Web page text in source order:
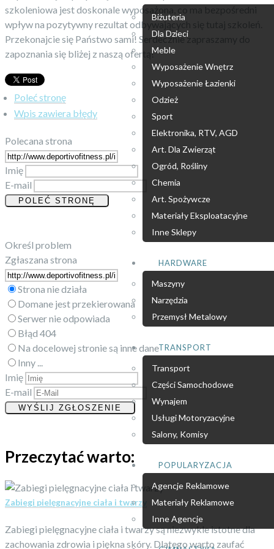
Biżuteria
Dla Dzieci
Meble
Wyposażenie Wnętrz
Wyposażenie Łazienki
Odzież
Sport
Elektronika, RTV, AGD
Art. Dla Zwierząt
Ogród, Rośliny
Chemia
Art. Spożywcze
Materiały Eksploatacyjne
Inne Sklepy
HARDWARE
Maszyny
Narzędzia
Przemysł Metalowy
TRANSPORT
Transport
Części Samochodowe
Wynajem
Usługi Motoryzacyjne
Salony, Komisy
POPULARYZACJA
Agencje Reklamowe
Materiały Reklamowe
Inne Agencje
szkoleniowa jest doskonale wyposażona, co ma bezpośredni
wpływ na pozytywny rezultat odbywających się tutaj szkoleń.
Przekonajcie się Państwo sami! Serdecznie zapraszamy do
zapoznania się bliżej z naszą ofertą!
Poleć stronę
Wpis zawiera błędy
Polecana strona
Imię
E-mail
Określ problem
Zgłaszana strona
Strona nie działa
Domane jest przekierowana
Serwer nie odpowiada
Błąd 404
Na docelowej stronie są inne dane
Inny ...
Imię
E-mail
Przeczytać warto:
Zabiegi pielęgnacyjne ciała i twarzy
Zabiegi pielęgnacyjne ciała i twarzy są niezwykle istotne dla
zachowania zdrowia i piękna skóry. Dlatego warto zaufać